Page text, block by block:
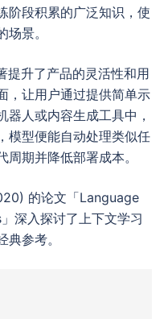
阶段积累的广泛知识，使
景。
提升了产品的灵活性和用
，让用户通过提供简单示
人或内容生成工具中，
模型便能自动处理类似任
期并降低部署成本。
的论文「Language
深入探讨了上下文学习
参考。